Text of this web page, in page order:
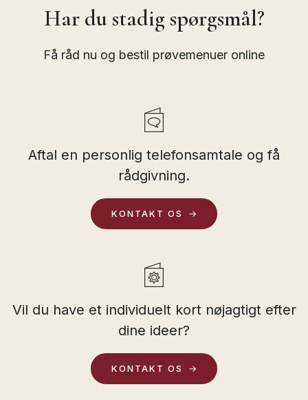
Har du stadig spørgsmål?
Få råd nu og bestil prøvemenuer online
Aftal en personlig telefonsamtale og få
rådgivning.
KONTAKT OS
Vil du have et individuelt kort nøjagtigt efter
dine ideer?
KONTAKT OS